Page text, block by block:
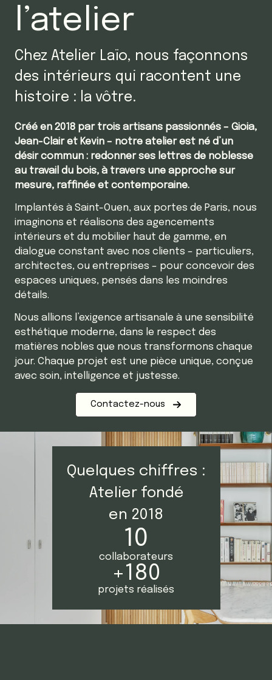
l’atelier
Chez Atelier Laïo, nous façonnons
des intérieurs qui racontent une
histoire : la vôtre.​
Créé en 2018 par trois artisans passionnés – Gioia,
Jean-Clair et Kevin – notre atelier est né d’un
désir commun : redonner ses lettres de noblesse
au travail du bois, à travers une approche sur
mesure, raffinée et contemporaine.
Implantés à Saint-Ouen, aux portes de Paris, nous
imaginons et réalisons des agencements
intérieurs et du mobilier haut de gamme, en
dialogue constant avec nos clients – particuliers,
architectes, ou entreprises – pour concevoir des
espaces uniques, pensés dans les moindres
détails.
Nous allions l’exigence artisanale à une sensibilité
esthétique moderne, dans le respect des
matières nobles que nous transformons chaque
jour. Chaque projet est une pièce unique, conçue
avec soin, intelligence et justesse.
Contactez-nous
Quelques chiffres :
Atelier fondé
en 2018
10
collaborateurs
+180
projets réalisés